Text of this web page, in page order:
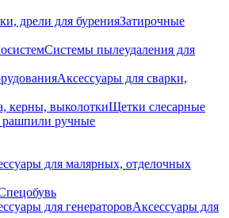
дрели для буренияЗатирочные
Системы пылеудаления для
Аксессуары для сварки,
керны, выколоткиЩетки слесарные
рашпили ручные
для малярных, отделочных
для генераторовАксессуары для